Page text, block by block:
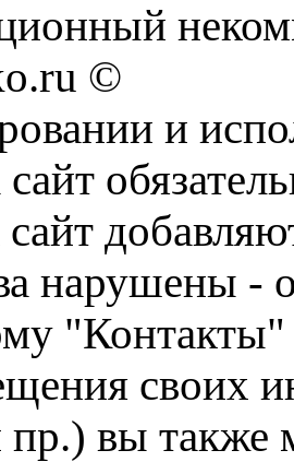
©
и
сайт
нарушены -
"Контакты"
своих
пр.) вы также